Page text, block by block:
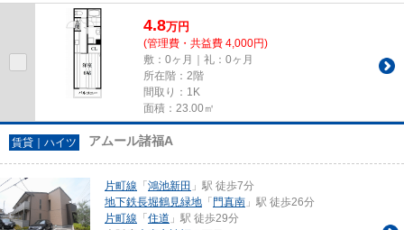
しの物件となっています。住都...
4.8万円
(管理費・共益費 4,000円)
敷：0ヶ月｜礼：0ヶ月
所在階：2階
間取り：1K
面積：23.00㎡
賃貸｜ハイツ アムール諸福A
片町線 「 鴻池新田 」駅 徒歩7分
地下鉄長堀鶴見緑地 「 門真南 」駅 徒歩26分
片町線 「 住道 」駅 徒歩29分